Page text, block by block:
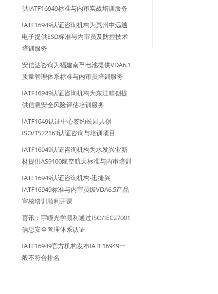
供IATF16949标准与内审实战培训服务
IATF16949认证咨询机构为惠州中远通
电子提供ESD标准与内审员及防控技术
培训服务
安信达咨询为福建南孚电池提供VDA6.1
质量管理体系标准与内审员培训服务
IATF16949认证咨询机构为东江精创提
供信息安全风险评估培训服务
IATF1649认证中心签约长园共创
ISO/TS22163认证咨询与培训项目
IATF16949认证咨询机构为水发兴业新
材提供AS9100航空航天标准与内审培训
IATF16949认证咨询机构-迅捷兴
IATF16949标准与内审员级VDA6.5产品
审核培训顺利开课
喜讯：宇瞳光学顺利通过ISO/IEC27001
信息安全管理体系认证
IATF16949官方机构发布IATF16949一
般不符合排名